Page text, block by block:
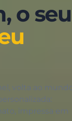
o seu
volta ao
impressa em